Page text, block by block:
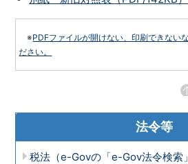
※PDFファイルが開けない、印刷できない
ださい。
法令等
税法（e-Govの「e-Gov法令検索